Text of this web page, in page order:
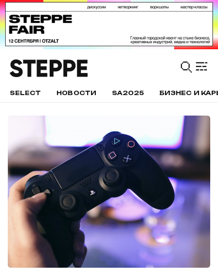
SELECT НОВОСТИ SA2025 БИЗНЕС И